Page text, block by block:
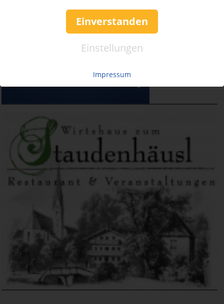
Einverstanden
Einstellungen
Impressum